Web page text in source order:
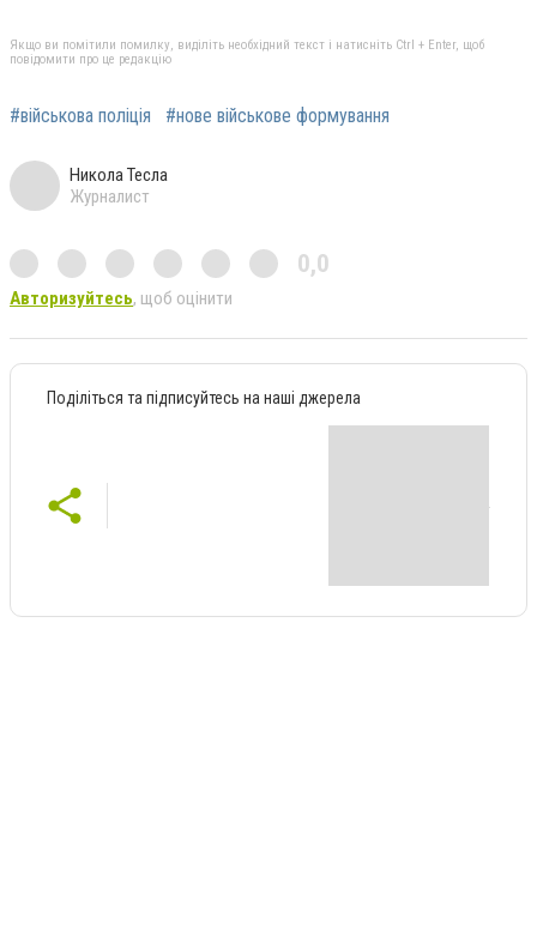
Якщо ви помітили помилку, виділіть необхідний текст і натисніть Ctrl + Enter, щоб
повідомити про це редакцію
#військова поліція #нове військове формування
Никола Тесла
Журналист
0,0
Авторизуйтесь, щоб оцінити
Поділіться та підписуйтесь на наші джерела